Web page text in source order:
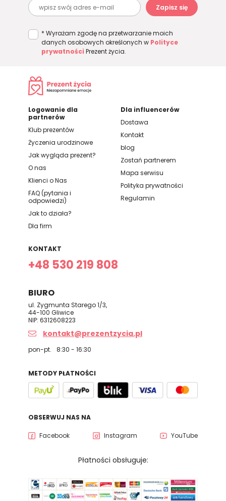
Zapisz się
* Wyrażam zgodę na przetwarzanie moich
danych osobowych określonych w Polityce
prywatności Prezent życia.
Logowanie dla
partnerów
Klub prezentów
Życzenia urodzinowe
Jak wygląda prezent?
O nas
Klienci o Nas
FAQ (pytania i
odpowiedzi)
Jak to działa?
Dla firm
Dla influencerów
Dostawa
Kontakt
blog
Zostań partnerem
Mapa serwisu
Polityka prywatności
Regulamin
KONTAKT
+48 530 219 808
BIURO
ul. Zygmunta Starego 1/3,
44-100 Gliwice
NIP: 6312608223
kontakt@prezentzycia.pl
pon-pt. 8:30 - 16:30
METODY PŁATNOŚCI
OBSERWUJ NAS NA
Facebook Instagram YouTube
Płatności obsługuje: